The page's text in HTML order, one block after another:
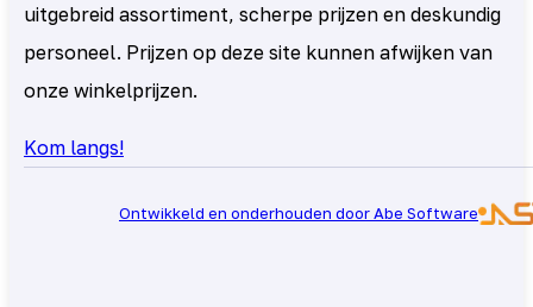
uitgebreid assortiment, scherpe prijzen en deskundig
personeel. Prijzen op deze site kunnen afwijken van
onze winkelprijzen.
Kom langs!
Ontwikkeld en onderhouden door Abe Software